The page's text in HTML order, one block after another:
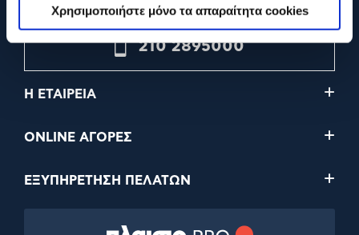
Χρησιμοποιήστε μόνο τα απαραίτητα cookies
210 2895000
Η ΕΤΑΙΡΕΙΑ
ONLINE ΑΓΟΡΕΣ
ΕΞΥΠΗΡΕΤΗΣΗ ΠΕΛΑΤΩΝ